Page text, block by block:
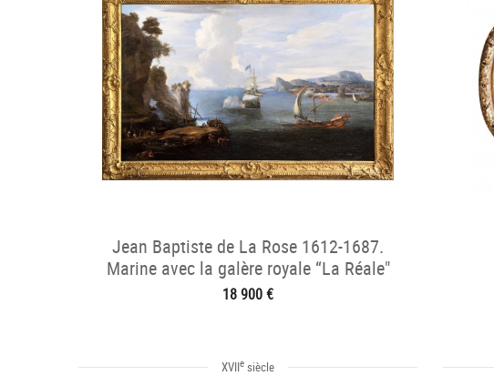
Jean Baptiste de La Rose 1612-1687.
Marine avec la galère royale “La Réale"
18 900 €
XVIIe siècle